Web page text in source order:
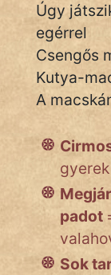
IRODALOM
SZÓLÁS
És
KÖZMONDÁS
ZENE
FILM
ÉLETMÓD
Úgy
egérrel
Csengős
Kutya-
A
gyerek
padot
Sok